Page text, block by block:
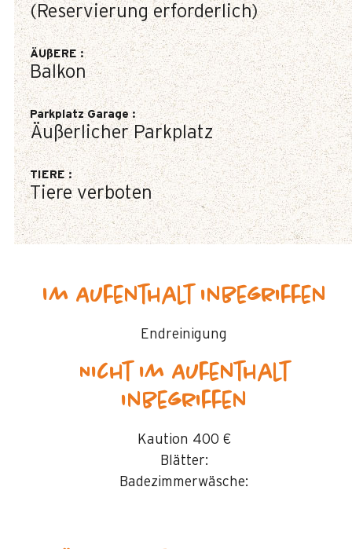
(Reservierung erforderlich)
ÄUßERE:
Balkon
Parkplatz Garage:
Äußerlicher Parkplatz
TIERE:
Tiere verboten
Im Aufenthalt inbegriffen
Endreinigung
Nicht im Aufenthalt
inbegriffen
Kaution 400 €
Blätter:
Badezimmerwäsche: